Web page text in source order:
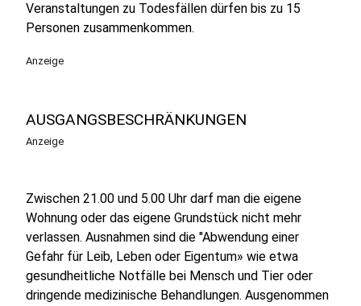
Veranstaltungen zu Todesfällen dürfen bis zu 15
Personen zusammenkommen.
Anzeige
AUSGANGSBESCHRÄNKUNGEN
Anzeige
Zwischen 21.00 und 5.00 Uhr darf man die eigene
Wohnung oder das eigene Grundstück nicht mehr
verlassen. Ausnahmen sind die "Abwendung einer
Gefahr für Leib, Leben oder Eigentum» wie etwa
gesundheitliche Notfälle bei Mensch und Tier oder
dringende medizinische Behandlungen. Ausgenommen